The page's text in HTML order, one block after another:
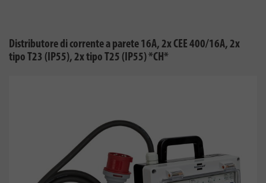
Distributore di corrente a parete 16A, 2x CEE 400/16A, 2x
tipo T23 (IP55), 2x tipo T25 (IP55) *CH*